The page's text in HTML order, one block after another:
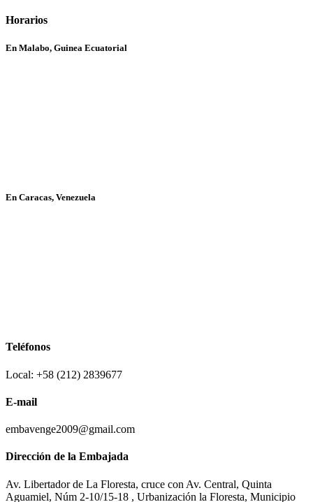
Horarios
En Malabo, Guinea Ecuatorial
En Caracas, Venezuela
Teléfonos
Local: +58 (212) 2839677
E-mail
embavenge2009@gmail.com
Dirección de la Embajada
Av. Libertador de La Floresta, cruce con Av. Central, Quinta
Aguamiel, Núm 2-10/15-18 , Urbanización la Floresta, Municipio